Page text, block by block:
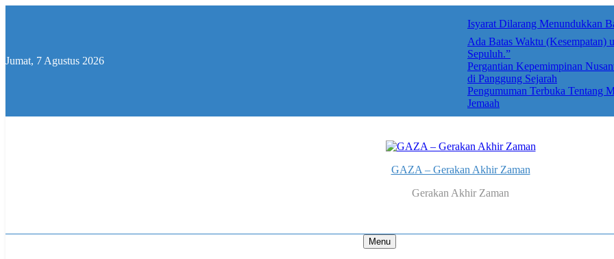
Jumat, 7 Agustus 2026
Ada Batas Waktu (Kesempatan)
Sepuluh.”
Pergantian Kepemimpinan
di Panggung Sejarah
Pengumuman Terbuka Tentang
Jemaah
GAZA – Gerakan Akhir Zaman
Gerakan Akhir Zaman
Menu